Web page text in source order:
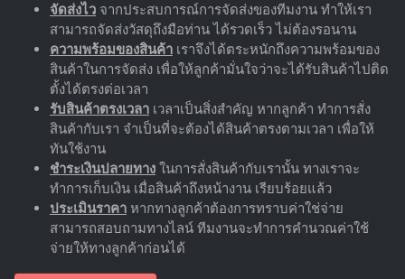
จัดส่งไว จากประสบการณ์การจัดส่งของทีมงาน ทำให้เรา
สามารถจัดส่งวัสดุถึงมือท่าน ได้รวดเร็ว ไม่ต้องรอนาน
ความพร้อมของสินค้า เราจึงได้ตระหนักถึงความพร้อมของ
สินค้าในการจัดส่ง เพื่อให้ลูกค้ามั่นใจว่าจะได้รับสินค้าไปติด
ตั้งได้ตรงต่อเวลา
รับสินค้าตรงเวลา เวลาเป็นสิ่งสำคัญ หากลูกค้า ทำการสั่ง
สินค้ากับเรา จำเป็นที่จะต้องได้สินค้าตรงตามเวลา เพื่อให้
ทันใช้งาน
ชำระเงินปลายทาง ในการสั่งสินค้ากับเรานั้น ทางเราจะ
ทำการเก็บเงิน เมื่อสินค้าถึงหน้างาน เรียบร้อยแล้ว
ประเมินราคา หากทางลูกค้าต้องการทราบค่าใช่จ่าย
สามารถสอบถามทางไลน์ ทีมงานจะทำการคำนวณค่าใช้
จ่ายให้ทางลูกค้าก่อนได้